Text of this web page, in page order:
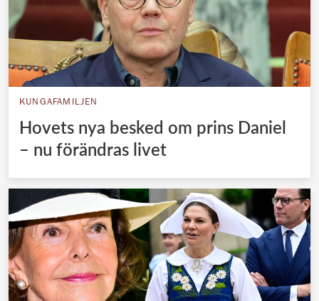
KUNGAFAMILJEN
Hovets nya besked om prins Daniel
– nu förändras livet